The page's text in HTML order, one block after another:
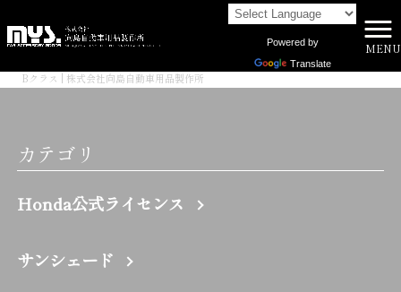
Powered by
Translate
MENU
Bクラス | 株式会社向島自動車用品製作所
カテゴリ
Honda公式ライセンス
サンシェード